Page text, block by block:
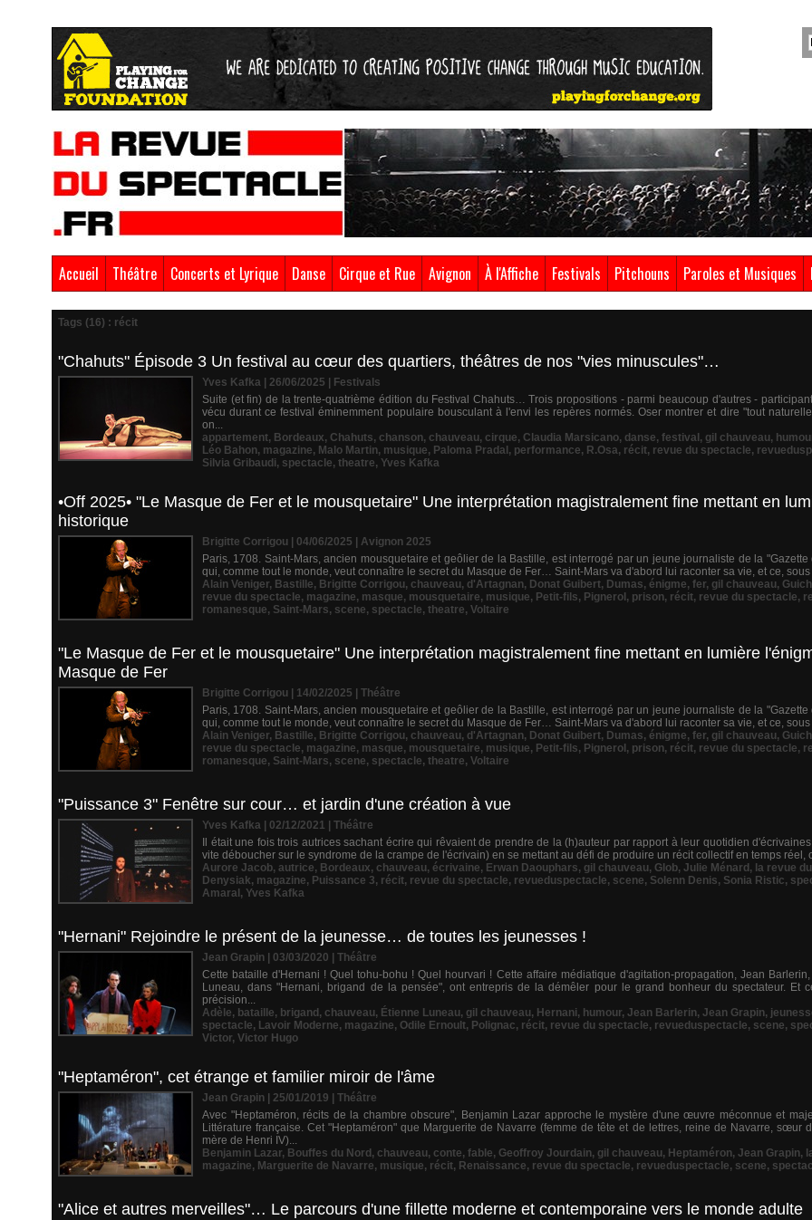
Accueil Théâtre Concerts et Lyrique Danse Cirque et Rue Avignon À l'Affiche Festivals Pitchouns Paroles et Musiques
Tags (16) : récit
"Chahuts" Épisode 3 Un festival au cœur des quartiers, théâtres de nos "vies minuscules"…
Yves Kafka | 26/06/2025
Festivals
Suite (et fin) de la trente-quatrième édition du Festival Chahuts… Trois propositions - parmi beaucoup d'autres -
vécu durant ce festival éminemment populaire bousculant à l'envi les repères normés. Oser montrer et dire "tout
on...
appartement, Bordeaux, Chahuts, chanson, chauveau, cirque, Claudia Marsicano, danse, festival , gil chauveau,
Léo Bahon, magazine, Malo Martin, musique, Paloma Pradal , performance, R.Osa, récit, revue du spectacle,
Silvia Gribaudi, spectacle, theatre, Yves Kafka
•Off 2025• "Le Masque de Fer et le mousquetaire" Une interprétation magistralement fine mettant en
historique
Brigitte Corrigou | 04/06/2025
Avignon 2025
Paris, 1708. Saint-Mars, ancien mousquetaire et geôlier de la Bastille, est interrogé par un jeune journaliste de la "Gazette
qui, comme tout le monde, veut connaître le secret du Masque de Fer… Saint-Mars va d'abord lui raconter sa vie, et ce,
Alain Veniger, Bastille, Brigitte Corrigou, chauveau, d'Artagnan, Donat Guibert, Dumas, énigme, fer, gil chauveau,
revue du spectacle, magazine, masque, mousquetaire, musique, Petit-fils, Pignerol , prison, récit, revue du spectacle,
romanesque, Saint-Mars, scene, spectacle, theatre, Voltaire
"Le Masque de Fer et le mousquetaire" Une interprétation magistralement fine mettant en lumière
Masque de Fer
Brigitte Corrigou | 14/02/2025
Théâtre
Paris, 1708. Saint-Mars, ancien mousquetaire et geôlier de la Bastille, est interrogé par un jeune journaliste de la "Gazette
qui, comme tout le monde, veut connaître le secret du Masque de Fer… Saint-Mars va d'abord lui raconter sa vie, et ce,
Alain Veniger, Bastille, Brigitte Corrigou, chauveau, d'Artagnan, Donat Guibert, Dumas, énigme, fer, gil chauveau,
revue du spectacle, magazine, masque, mousquetaire, musique, Petit-fils, Pignerol , prison, récit, revue du spectacle,
romanesque, Saint-Mars, scene, spectacle, theatre, Voltaire
"Puissance 3" Fenêtre sur cour… et jardin d'une création à vue
Yves Kafka | 02/12/2021
Théâtre
Il était une fois trois autrices sachant écrire qui rêvaient de prendre de la (h)auteur par rapport à leur quotidien
vite déboucher sur le syndrome de la crampe de l'écrivain) en se mettant au défi de produire un récit collectif en temps réel,
Aurore Jacob, autrice, Bordeaux, chauveau, écrivaine, Erwan Daouphars, gil chauveau, Glob, Julie Ménard , la revue
Denysiak, magazine, Puissance 3, récit, revue du spectacle, revueduspectacle, scene, Solenn Denis, Sonia Ristic,
Amaral , Yves Kafka
"Hernani" Rejoindre le présent de la jeunesse… de toutes les jeunesses !
Jean Grapin | 03/03/2020
Théâtre
Cette bataille d'Hernani ! Quel tohu-bohu ! Quel hourvari ! Cette affaire médiatique d'agitation-propagation, Jean
Luneau, dans "Hernani, brigand de la pensée", ont entrepris de la démêler pour le grand bonheur du spectateur. Et
précision...
Adèle, bataille, brigand , chauveau, Étienne Luneau, gil chauveau, Hernani, humour, Jean Barlerin, Jean Grapin,
spectacle, Lavoir Moderne, magazine, Odile Ernoult, Polignac, récit, revue du spectacle, revueduspectacle, scene,
Victor, Victor Hugo
"Heptaméron", cet étrange et familier miroir de l'âme
Jean Grapin | 25/01/2019
Théâtre
Avec "Heptaméron, récits de la chambre obscure", Benjamin Lazar approche le mystère d'une œuvre méconnue et
Littérature française. Cet "Heptaméron" que Marguerite de Navarre (femme de tête et de lettres, reine de Navarre, sœur
mère de Henri IV)...
Benjamin Lazar, Bouffes du Nord , chauveau, conte, fable, Geoffroy Jourdain, gil chauveau, Heptaméron, Jean Grapin,
magazine, Marguerite de Navarre, musique, récit, Renaissance, revue du spectacle, revueduspectacle, scene,
"Alice et autres merveilles"… Le parcours d'une fillette moderne et contemporaine vers le monde adulte